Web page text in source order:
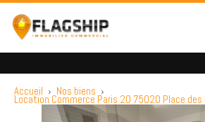
Accueil › Nos biens ›
Location Commerce Paris 20 75020 Place des